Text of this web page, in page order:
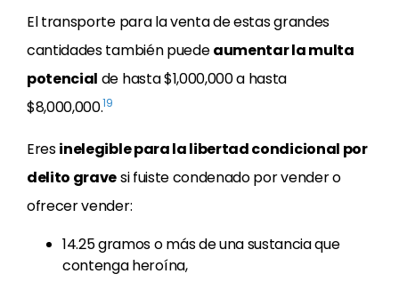
El transporte para la venta de estas grandes
cantidades también puedeaumentar la multa
potencial de hasta $1,000,000 a hasta
$8,000,000.19
Eresinelegible para la libertad condicional por
delito gravesi fuiste condenado por vender o
ofrecer vender:
14.25 gramos o más de una sustancia que
contenga heroína,